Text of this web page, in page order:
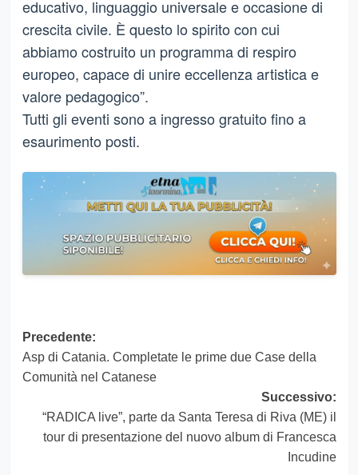
educativo, linguaggio universale e occasione di
crescita civile. È questo lo spirito con cui
abbiamo costruito un programma di respiro
europeo, capace di unire eccellenza artistica e
valore pedagogico”.
Tutti gli eventi sono a ingresso gratuito fino a
esaurimento posti.
Navigazione
articolo
Precedente:
Asp di Catania. Completate le prime due Case della
Comunità nel Catanese
Successivo:
“RADICA live”, parte da Santa Teresa di Riva (ME) il
tour di presentazione del nuovo album di Francesca
Incudine